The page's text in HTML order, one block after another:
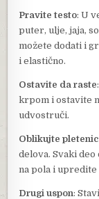
Pravite testo: U
puter, ulje, jaja,
možete dodati i
i elastično.
Ostavite da raste
krpom i ostavite
udvostruči.
Oblikujte
delova. Svaki
na pola i
Drugi uspon: